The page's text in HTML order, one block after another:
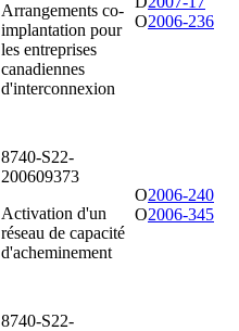
Arrangements co-
implantation pour
les entreprises
canadiennes
d'interconnexion
O2006-236
8740-S22-
200609373
Activation d'un
réseau de capacité
d'acheminement
O2006-240
O2006-345
8740-S22-